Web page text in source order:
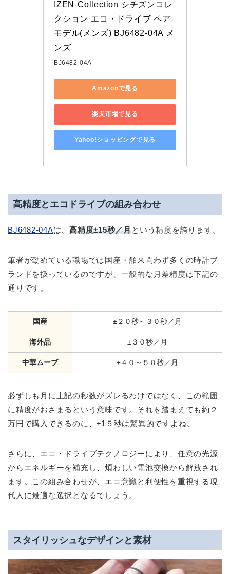
IZEN-Collection シチズンコレ
クション エコ・ドライブ ペア
モデル(メンズ) BJ6482-04A メ
ンズ
BJ6482-04A
Amazonで見る
楽天市場で見る
Yahoo!ショッピングで見る
高精度とエコドライブの組み合わせ
BJ6482-04Aは、高精度±15秒／月という精度を誇ります。
筆者が勤めている職場では国産・舶来問わず多くの時計ブ
ランドを扱っているのですが、一般的な月差精度は下記の
通りです。
国産 ±２０秒～３０秒／月
海外品 ±３０秒／月
中華ムーブ ±４０～５０秒／月
必ずしも月に上記の秒数がズレるわけではなく、この範囲
に精度がおさまるという意味です。それを踏まえても約２
万円で購入できるのに、±1５秒は驚異的ですよね。
さらに、エコ・ドライブテクノロジーにより、任意の光源
からエネルギーを補充し、煩わしい電池交換から解放され
ます。この組み合わせが、エコ意識と利便性を重視する現
代人に最適な選択となるでしょう。
スタイリッシュなデザインと素材